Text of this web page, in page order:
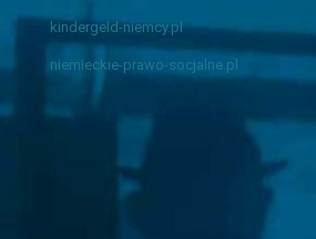
kindergeld-niemcy.pl
niemieckie-prawo-socjalne.pl